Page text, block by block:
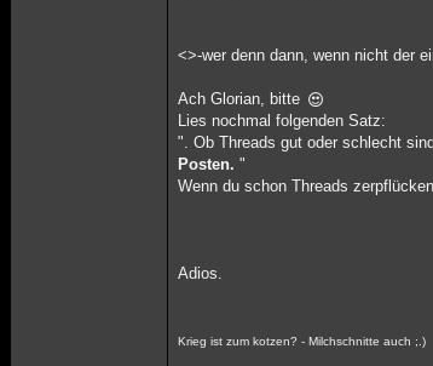
<>-wer denn dann, wenn nicht der
Ach Glorian, bitte
Lies nochmal folgenden Satz:
". Ob Threads gut oder schlecht
Posten. "
Wenn du schon Threads
Adios.
Krieg ist zum kotzen? - Milchschnitte auch ;.)